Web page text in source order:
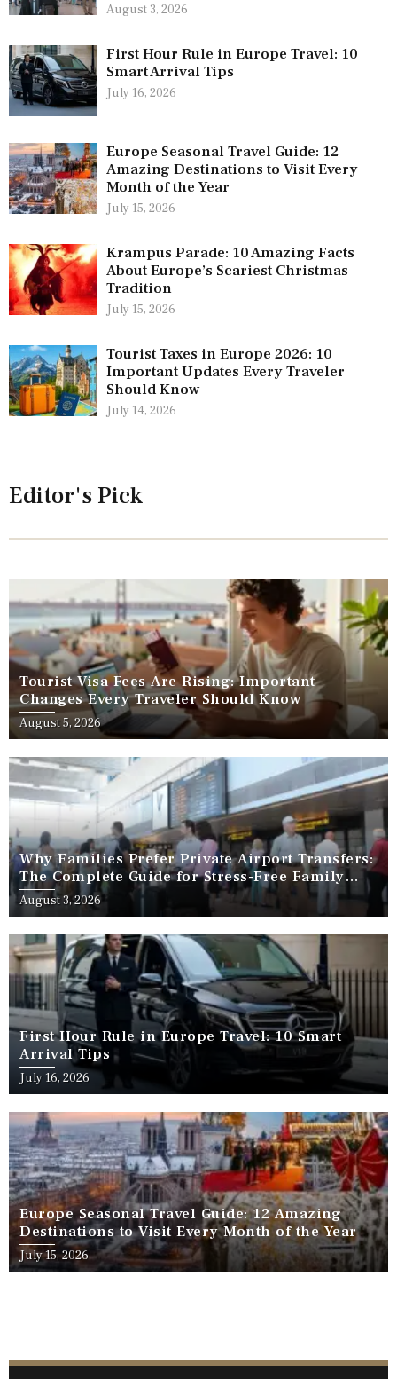
August 3, 2026
First Hour Rule in Europe Travel: 10
Smart Arrival Tips
July 16, 2026
Europe Seasonal Travel Guide: 12
Amazing Destinations to Visit Every
Month of the Year
July 15, 2026
Krampus Parade: 10 Amazing Facts
About Europe’s Scariest Christmas
Tradition
July 15, 2026
Tourist Taxes in Europe 2026: 10
Important Updates Every Traveler
Should Know
July 14, 2026
Editor's Pick
Tourist Visa Fees Are Rising: Important
Changes Every Traveler Should Know
August 5, 2026
Why Families Prefer Private Airport Transfers:
The Complete Guide for Stress-Free Family
Travel
August 3, 2026
First Hour Rule in Europe Travel: 10 Smart
Arrival Tips
July 16, 2026
Europe Seasonal Travel Guide: 12 Amazing
Destinations to Visit Every Month of the Year
July 15, 2026